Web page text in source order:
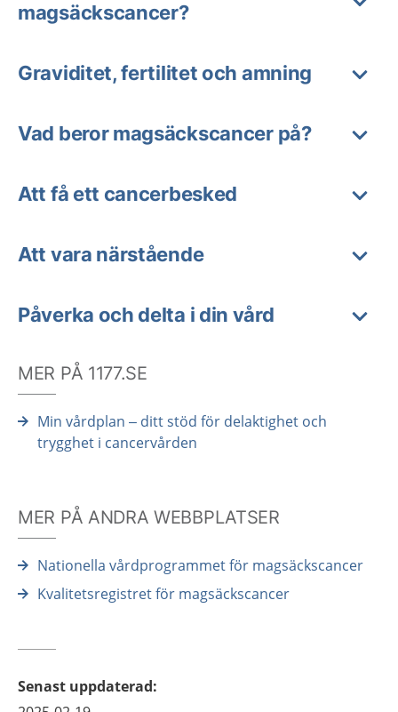
magsäckscancer?
Graviditet, fertilitet och amning
Vad beror magsäckscancer på?
Att få ett cancerbesked
Att vara närstående
Påverka och delta i din vård
MER PÅ 1177.SE
Min vårdplan – ditt stöd för delaktighet och
trygghet i cancervården
MER PÅ ANDRA WEBBPLATSER
Nationella vårdprogrammet för magsäckscancer
Kvalitetsregistret för magsäckscancer
Senast uppdaterad: